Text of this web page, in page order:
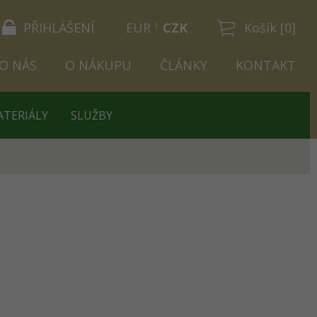
PŘIHLÁŠENÍ Košík [0]
EUR CZK
O NÁS O NÁKUPU ČLÁNKY KONTAKT
SLUŽBY